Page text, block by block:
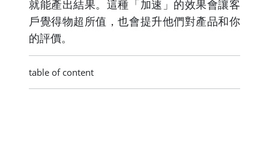
就能產出結果。這種「加速」的效果會讓客
戶覺得物超所值，也會提升他們對產品和你
的評價。
table of content